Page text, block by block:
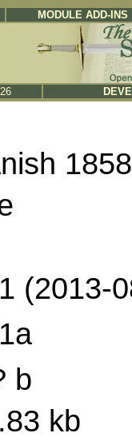
MODULE ADD-INS
(2013-
b
kb